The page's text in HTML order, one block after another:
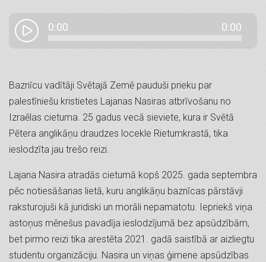
0:00 0:00
Baznīcu vadītāji Svētajā Zemē pauduši prieku par
palestīniešu kristietes Lajanas Nasiras atbrīvošanu no
Izraēlas cietuma. 25 gadus vecā sieviete, kura ir Svētā
Pētera anglikāņu draudzes locekle Rietumkrastā, tika
ieslodzīta jau trešo reizi.
Lajana Nasira atradās cietumā kopš 2025. gada septembra
pēc notiesāšanas lietā, kuru anglikāņu baznīcas pārstāvji
raksturojuši kā juridiski un morāli nepamatotu. Iepriekš viņa
astoņus mēnešus pavadīja ieslodzījumā bez apsūdzībām,
bet pirmo reizi tika arestēta 2021. gadā saistībā ar aizliegtu
studentu organizāciju. Nasira un viņas ģimene apsūdzības